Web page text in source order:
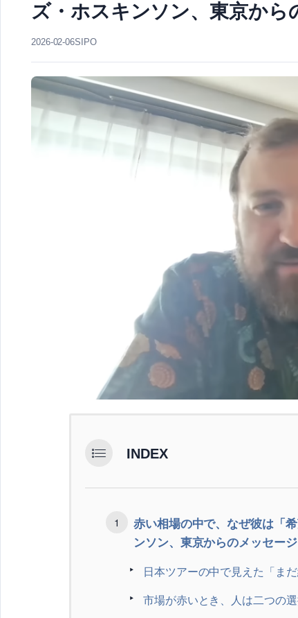
ズ・ホスキンソン、東京から
2026-02-06SIPO
INDEX
赤い相場の中で、なぜ彼は「
ンソン、東京からのメッセージ
日本ツアーの中で見えた「ま
市場が赤いとき、人は二つの